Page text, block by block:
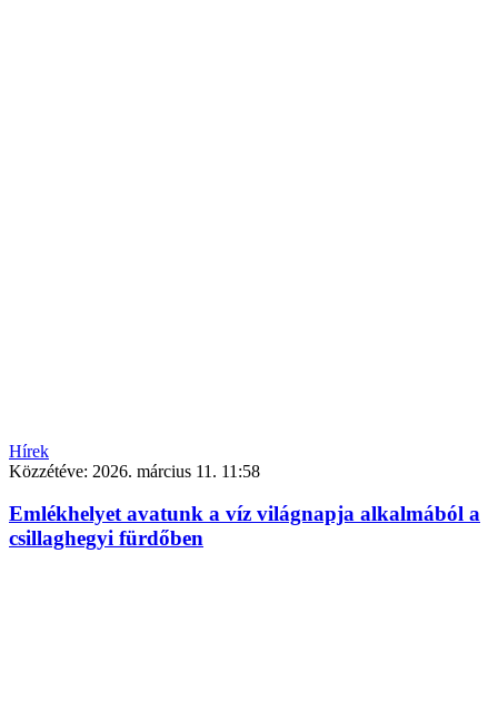
Hírek
Közzétéve: 2026. március 11. 11:58
Emlékhelyet avatunk a víz világnapja alkalmából a
csillaghegyi fürdőben